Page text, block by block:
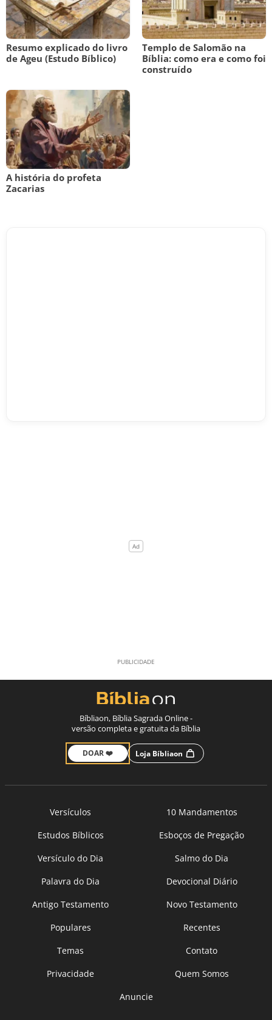
Resumo explicado do livro
de Ageu (Estudo Bíblico)
Templo de Salomão na
Bíblia: como era e como foi
construído
A história do profeta
Zacarias
Bíbliaon, Bíblia Sagrada Online -
versão completa e gratuita da Bíblia
DOAR ❤️ Loja Bíbliaon
Versículos
10 Mandamentos
Estudos Bíblicos
Esboços de Pregação
Versículo do Dia
Salmo do Dia
Palavra do Dia
Devocional Diário
Antigo Testamento
Novo Testamento
Populares
Recentes
Temas
Contato
Privacidade
Quem Somos
Anuncie